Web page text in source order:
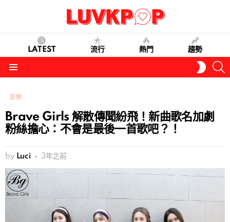
LATEST 流行 熱門 趨勢
SKIN
音樂
Brave Girls 解散傳聞紛飛！新曲歌名加劇
粉絲擔心：不會是最後一首歌吧？！
by Luci 3年之前